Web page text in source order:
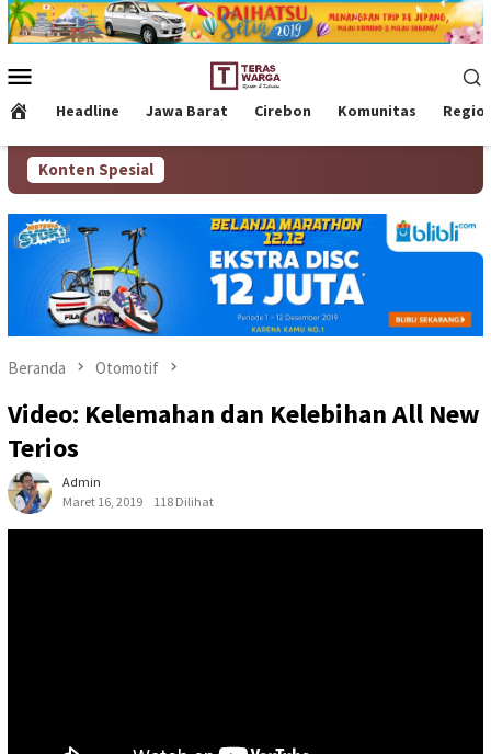
Loncat
ke
Mobile
Headline Jawa Barat Cirebon Komunitas
Konten Spesial
Beranda Otomotif
Video: Kelemahan dan Kelebihan All New
Terios
Admin
Maret 16, 2019
118 Dilihat